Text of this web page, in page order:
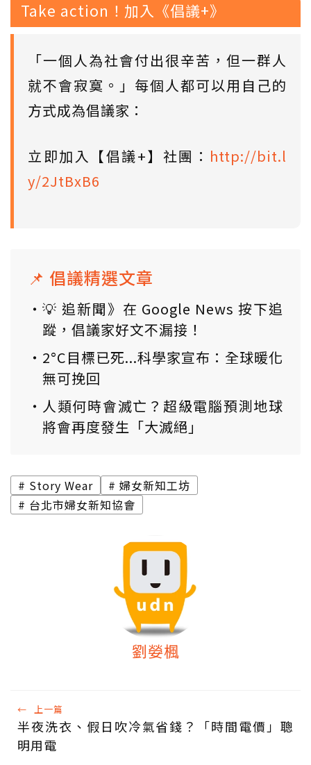
Take action！加入《倡議+》
「一個人為社會付出很辛苦，但一群人
就不會寂寞。」每個人都可以用自己的
方式成為倡議家：
立即加入【倡議+】社團： http://bit.l
y/2JtBxB6
📌 倡議精選文章
💡 追新聞》在 Google News 按下追
蹤，倡議家好文不漏接！
2°C目標已死...科學家宣布：全球暖化
無可挽回
人類何時會滅亡？超級電腦預測地球
將會再度發生「大滅絕」
Story Wear
婦女新知工坊
台北市婦女新知協會
劉嫈楓
← 上一篇
半夜洗衣、假日吹冷氣省錢？「時間電價」聰
明用電